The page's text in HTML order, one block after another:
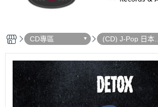
CD專區
(CD) J-Pop 日本流
行